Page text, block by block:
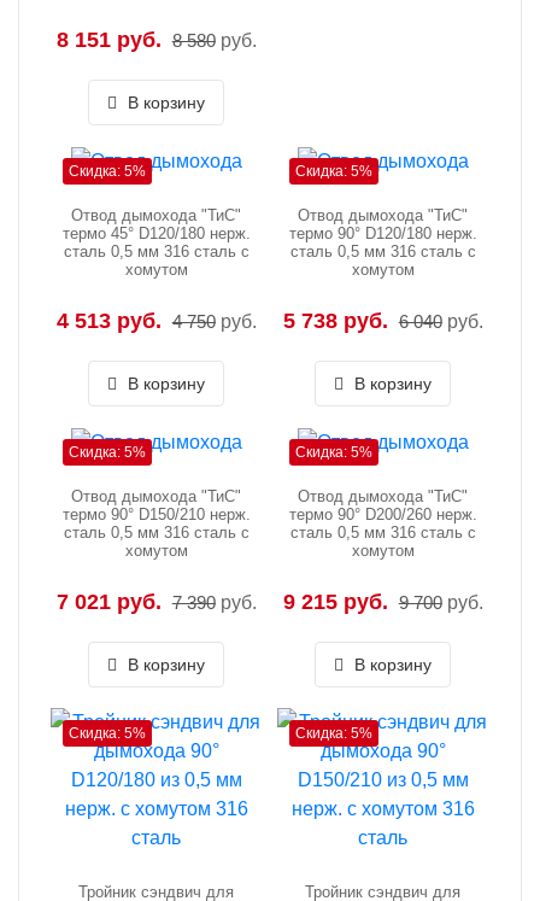
8 151 руб. 8 580 руб.
В корзину
Скидка: 5%
Отвод дымохода "ТиС"
термо 45° D120/180 нерж.
сталь 0,5 мм 316 сталь с
хомутом
4 513 руб. 4 750 руб.
В корзину
Скидка: 5%
Отвод дымохода "ТиС"
термо 90° D120/180 нерж.
сталь 0,5 мм 316 сталь с
хомутом
5 738 руб. 6 040 руб.
В корзину
Скидка: 5%
Отвод дымохода "ТиС"
термо 90° D150/210 нерж.
сталь 0,5 мм 316 сталь с
хомутом
7 021 руб. 7 390 руб.
В корзину
Скидка: 5%
Отвод дымохода "ТиС"
термо 90° D200/260 нерж.
сталь 0,5 мм 316 сталь с
хомутом
9 215 руб. 9 700 руб.
В корзину
Скидка: 5%
Тройник сэндвич для
Скидка: 5%
Тройник сэндвич для